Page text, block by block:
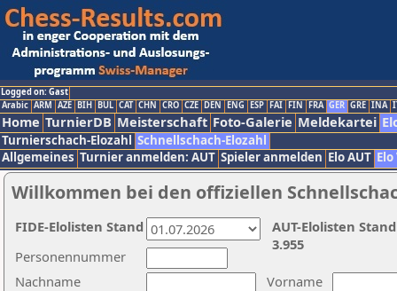
Logged on: Gast
Arabic ARM AZE BIH BUL CAT CHN CRO CZE DEN ENG ESP FAI FIN FRA GER GRE INA
Home TurnierDB Meisterschaft Foto-Galerie Meldekartei
Turnierschach-Elozahl Schnellschach-Elozahl
Allgemeines Turnier anmelden: AUT Spieler anmelden Elo AUT
Willkommen bei den offiziellen
Nachname
Vorname
Personennummer
AUT-Elolisten
3.955
FIDE-Elolisten Stand